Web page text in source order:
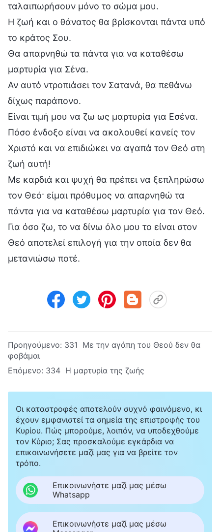
ταλαιπωρήσουν μόνο το σώμα μου.
Η ζωή και ο θάνατος θα βρίσκονται πάντα υπό
το κράτος Σου.
Θα απαρνηθώ τα πάντα για να καταθέσω
μαρτυρία για Σένα.
Αν αυτό ντροπιάσει τον Σατανά, θα πεθάνω
δίχως παράπονο.
Είναι τιμή μου να ζω ως μαρτυρία για Εσένα.
Πόσο ένδοξο είναι να ακολουθεί κανείς τον
Χριστό και να επιδιώκει να αγαπά τον Θεό στη
ζωή αυτή!
Με καρδιά και ψυχή θα πρέπει να ξεπληρώσω
τον Θεό· είμαι πρόθυμος να απαρνηθώ τα
πάντα για να καταθέσω μαρτυρία για τον Θεό.
Για όσο ζω, το να δίνω όλο μου το είναι στον
Θεό αποτελεί επιλογή για την οποία δεν θα
μετανιώσω ποτέ.
Προηγούμενο: 331 Με την αγάπη του Θεού δεν θα
φοβάμαι
Επόμενο: 334 Η μαρτυρία της ζωής
Οι καταστροφές αποτελούν συχνό φαινόμενο, κι
έχουν εμφανιστεί τα σημεία της επιστροφής του
Κυρίου. Πώς μπορούμε, λοιπόν, να υποδεχθούμε
τον Κύριο; Σας προσκαλούμε εγκάρδια να
επικοινωνήσετε μαζί μας για να βρείτε τον
τρόπο.
Επικοινωνήστε μαζί μας μέσω
Whatsapp
Επικοινωνήστε μαζί μας μέσω